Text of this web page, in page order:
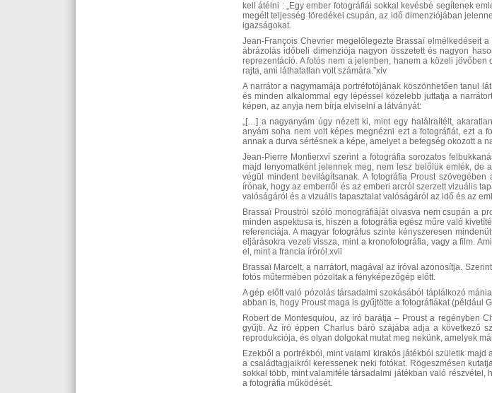
kell átélni : „Egy ember fotográfiái sokkal kevésbé segítenek
megélt teljesség töredékei csupán, az idő dimenziójában
igazságokat.
Jean-François Chevrier megelőlegezte Brassaï elmélkedéseit
ábrázolás időbeli dimenziója nagyon összetett és nagyon
reprezentáció. A fotós nem a jelenben, hanem a közeli
rajta, ami láthatatlan volt számára.”xiv
A narrátor a nagymamája portréfotójának köszönhetően tanul
és minden alkalommal egy lépéssel közelebb juttatja a
képen, az anyja nem bírja elviselni a látványát:
„[…] a nagyanyám úgy nézett ki, mint egy halálraítélt,
anyám soha nem volt képes megnézni ezt a fotográfiát, ezt a
annak a durva sértésnek a képe, amelyet a betegség okozott a
Jean-Pierre Montierxvi szerint a fotográfia sorozatos
majd lenyomatként jelennek meg, nem lesz belőlük emlék, de
végül mindent bevilágítsanak. A fotográfia Proust
írónak, hogy az emberről és az emberi arcról szerzett vizuális
valóságáról és a vizuális tapasztalat valóságáról az idő és az
Brassaï Proustról szóló monográfiáját olvasva nem csupán a
minden aspektusa is, hiszen a fotográfia egész műre való
referenciája. A magyar fotográfus szinte kényszeresen
eljárásokra vezeti vissza, mint a kronofotográfia, vagy a film.
el, mint a francia íróról.xvii
Brassaï Marcelt, a narrátort, magával az íróval azonosítja.
fotós műtermében pózoltak a fényképezőgép előtt.
A gép előtt való pózolás társadalmi szokásából táplálkozó
abban is, hogy Proust maga is gyűjtötte a fotográfiákat (például
Robert de Montesquiou, az író barátja – Proust a regényben
gyűjti. Az író éppen Charlus báró szájába adja a következő
reprodukciója, és olyan dolgokat mutat meg nekünk, amelyek
Ezekből a portrékból, mint valami kirakós játékból születik
a családtagjaikról keressenek neki fotókat. Rögeszmésen
sokkal több, mint valamiféle társadalmi játékban való
a fotográfia működését.